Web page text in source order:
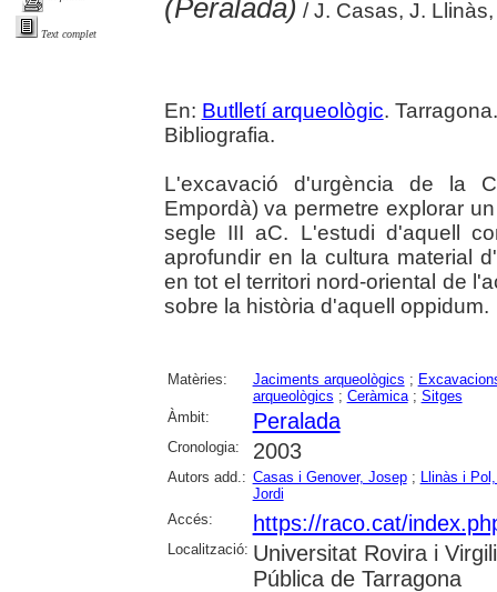
Text complet
(Peralada) / J. Casas, J.
En: Butlletí arqueològic.
Bibliografia.
L'excavació d'urgència de la
Empordà) va permetre explorar
segle III aC. L'estudi d'aquell
aprofundir en la cultura material
en tot el territori nord-oriental de
sobre la història d'aquell oppidum.
Matèries: Jaciments arqueològics ;
arqueològics ; Ceràmica; Sitges
Àmbit:
Peralada
Cronologia: 2003
Autors add.: Casas i Genover, Josep;
Llinàs i
Jordi
Accés:
https://raco.cat/
Localització: Universitat Rovira i
Pública de Tarragona